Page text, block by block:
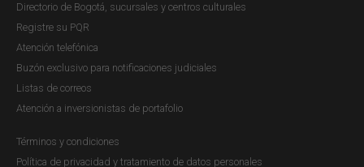
Directorio de Bogotá, sucursales y centros culturales
Registre su PQR
Atención telefónica
Buzón exclusivo para notificaciones judiciales
Listas de correos
Atención a inversionistas de portafolio
Términos y condiciones
Política de privacidad y tratamiento de datos personales